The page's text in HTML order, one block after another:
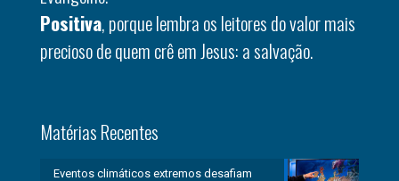
Positiva, porque lembra os leitores do valor mais
precioso de quem crê em Jesus: a salvação.
Matérias Recentes
Eventos climáticos extremos desafiam